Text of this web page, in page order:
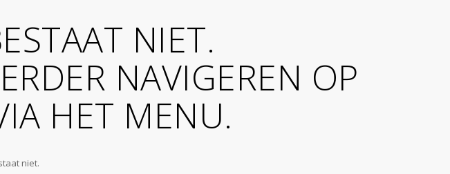
NIET.
NAVIGEREN OP
HET MENU.
niet.